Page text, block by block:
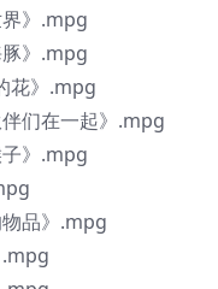
》.mpg
》.mpg
花》.mpg
们在一起》.mpg
》.mpg
品》.mpg